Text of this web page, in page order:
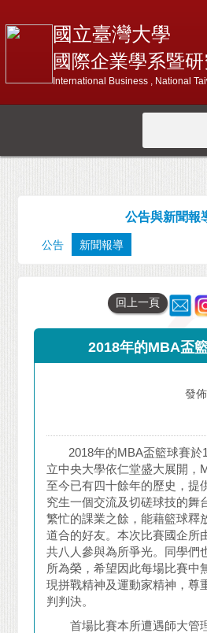
國立臺灣大學
國際企業學系暨
International Business , National
公告與新聞報
公告 新聞報導
回上一頁
2018年的MBA盃
發
2018年的MBA盃籃球賽於
立中央大學依仁堂盛大展開，
至今已有四十餘年的歷史，提
究生一個交流及切磋球技的舞
繁忙的課業之餘，能藉籃球釋
道合的好友。本次比賽國企所
共八人參與為所爭光。同學們
所為榮，希望因此每場比賽中
現拼戰精神及運動家精神，尊
判判決。
首場比賽本所遭遇師大管